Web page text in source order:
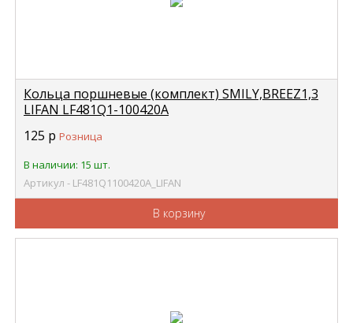
Кольца поршневые (комплект) SMILY,BREEZ1,3
LIFAN LF481Q1-100420A
125 р Розница
В наличии: 15 шт.
Артикул - LF481Q1100420A_LIFAN
В корзину